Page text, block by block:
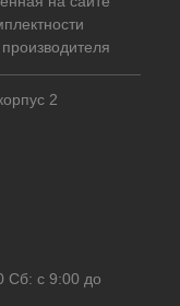
2
Сб: с 9:00 до